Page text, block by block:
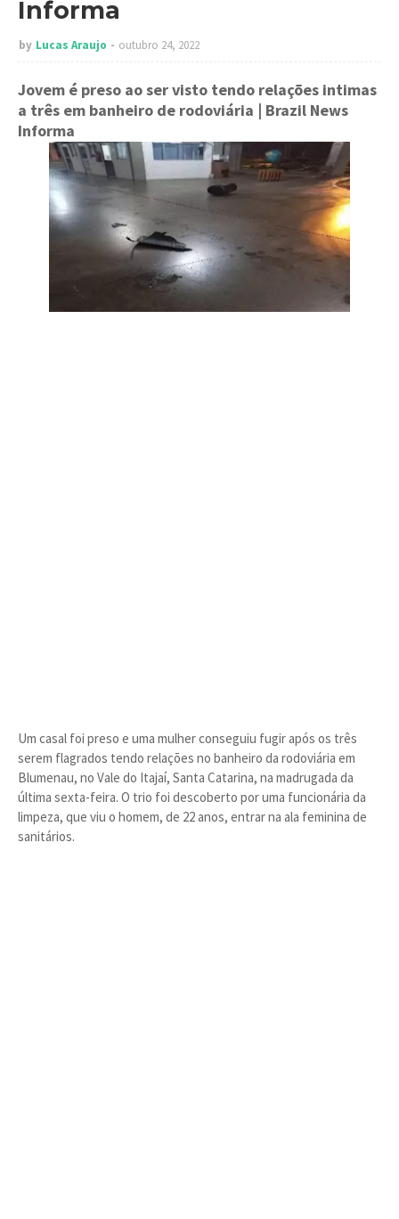
Informa
by Lucas Araujo outubro 24, 2022
Jovem é preso ao ser visto tendo relações intimas
a três em banheiro de rodoviária | Brazil News
Informa
Um casal foi preso e uma mulher conseguiu fugir após os três
serem flagrados tendo relações no banheiro da rodoviária em
Blumenau, no Vale do Itajaí, Santa Catarina, na madrugada da
última sexta-feira. O trio foi descoberto por uma funcionária da
limpeza, que viu o homem, de 22 anos, entrar na ala feminina de
sanitários.